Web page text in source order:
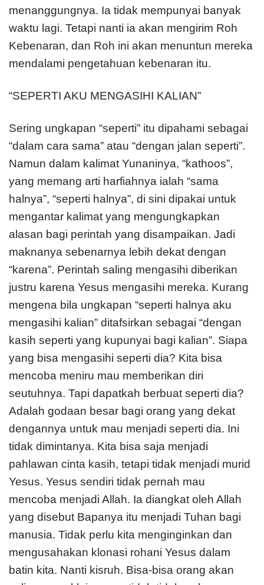
menanggungnya. Ia tidak mempunyai banyak
waktu lagi. Tetapi nanti ia akan mengirim Roh
Kebenaran, dan Roh ini akan menuntun mereka
mendalami pengetahuan kebenaran itu.
“SEPERTI AKU MENGASIHI KALIAN”
Sering ungkapan “seperti” itu dipahami sebagai
“dalam cara sama” atau “dengan jalan seperti”.
Namun dalam kalimat Yunaninya, “kathoos”,
yang memang arti harfiahnya ialah “sama
halnya”, “seperti halnya”, di sini dipakai untuk
mengantar kalimat yang mengungkapkan
alasan bagi perintah yang disampaikan. Jadi
maknanya sebenarnya lebih dekat dengan
“karena”. Perintah saling mengasihi diberikan
justru karena Yesus mengasihi mereka. Kurang
mengena bila ungkapan “seperti halnya aku
mengasihi kalian” ditafsirkan sebagai “dengan
kasih seperti yang kupunyai bagi kalian”. Siapa
yang bisa mengasihi seperti dia? Kita bisa
mencoba meniru mau memberikan diri
seutuhnya. Tapi dapatkah berbuat seperti dia?
Adalah godaan besar bagi orang yang dekat
dengannya untuk mau menjadi seperti dia. Ini
tidak dimintanya. Kita bisa saja menjadi
pahlawan cinta kasih, tetapi tidak menjadi murid
Yesus. Yesus sendiri tidak pernah mau
mencoba menjadi Allah. Ia diangkat oleh Allah
yang disebut Bapanya itu menjadi Tuhan bagi
manusia. Tidak perlu kita menginginkan dan
mengusahakan klonasi rohani Yesus dalam
batin kita. Nanti kisruh. Bisa-bisa orang akan